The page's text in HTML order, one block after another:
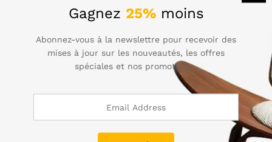
Gagnez 25% moins
Abonnez-vous à la newslettre pour recevoir des
mises à jour sur les nouveautés, les offres
spéciales et nos promotions..